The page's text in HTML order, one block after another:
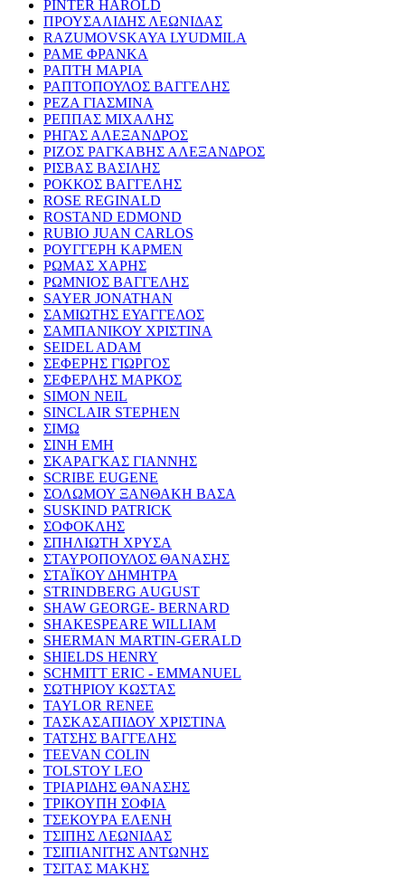
PINTER HAROLD
ΠΡΟΥΣΑΛΙΔΗΣ ΛΕΩΝΙΔΑΣ
RAZUMOVSKAYA LYUDMILA
ΡΑΜΕ ΦΡΑΝΚΑ
ΡΑΠΤΗ ΜΑΡΙΑ
ΡΑΠΤΟΠΟΥΛΟΣ ΒΑΓΓΕΛΗΣ
ΡΕΖΑ ΓΙΑΣΜΙΝΑ
ΡΕΠΠΑΣ ΜΙΧΑΛΗΣ
ΡΗΓΑΣ ΑΛΕΞΑΝΔΡΟΣ
ΡΙΖΟΣ ΡΑΓΚΑΒΗΣ ΑΛΕΞΑΝΔΡΟΣ
ΡΙΣΒΑΣ ΒΑΣΙΛΗΣ
ΡΟΚΚΟΣ ΒΑΓΓΕΛΗΣ
ROSE REGINALD
ROSTAND EDMOND
RUBIO JUAN CARLOS
ΡΟΥΓΓΕΡΗ ΚΑΡΜΕΝ
ΡΩΜΑΣ ΧΑΡΗΣ
ΡΩΜΝΙΟΣ ΒΑΓΓΕΛΗΣ
SAYER JONATHAN
ΣΑΜΙΩΤΗΣ ΕΥΑΓΓΕΛΟΣ
ΣΑΜΠΑΝΙΚΟΥ ΧΡΙΣΤΙΝΑ
SEIDEL ADAM
ΣΕΦΕΡΗΣ ΓΙΩΡΓΟΣ
ΣΕΦΕΡΛΗΣ ΜΑΡΚΟΣ
SIMON NEIL
SINCLAIR STEPHEN
ΣΙΜΩ
ΣΙΝΗ ΕΜΗ
ΣΚΑΡΑΓΚΑΣ ΓΙΑΝΝΗΣ
SCRIBE EUGENE
ΣΟΛΩΜΟΥ ΞΑΝΘΑΚΗ ΒΑΣΑ
SUSKIND PATRICK
ΣΟΦΟΚΛΗΣ
ΣΠΗΛΙΩΤΗ ΧΡΥΣΑ
ΣΤΑΥΡΟΠΟΥΛΟΣ ΘΑΝΑΣΗΣ
ΣΤΑΪΚΟΥ ΔΗΜΗΤΡΑ
STRINDBERG AUGUST
SHAW GEORGE- BERNARD
SHAKESPEARE WILLIAM
SHERMAN MARTIN-GERALD
SHIELDS HENRY
SCHMITT ERIC - EMMANUEL
ΣΩΤΗΡΙΟΥ ΚΩΣΤΑΣ
TAYLOR RENEE
ΤΑΣΚΑΣΑΠΙΔΟΥ ΧΡΙΣΤΙΝΑ
ΤΑΤΣΗΣ ΒΑΓΓΕΛΗΣ
TEEVAN COLIN
TOLSTOY LEO
ΤΡΙΑΡΙΔΗΣ ΘΑΝΑΣΗΣ
ΤΡΙΚΟΥΠΗ ΣΟΦΙΑ
ΤΣΕΚΟΥΡΑ ΕΛΕΝΗ
ΤΣΙΠΗΣ ΛΕΩΝΙΔΑΣ
ΤΣΙΠΙΑΝΙΤΗΣ ΑΝΤΩΝΗΣ
ΤΣΙΤΑΣ ΜΑΚΗΣ